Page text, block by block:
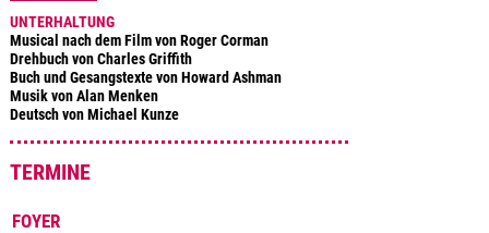
UNTERHALTUNG
Musical nach dem Film von Roger Corman
Drehbuch von Charles Griffith
Buch und Gesangstexte von Howard Ashman
Musik von Alan Menken
Deutsch von Michael Kunze
TERMINE
FOYER